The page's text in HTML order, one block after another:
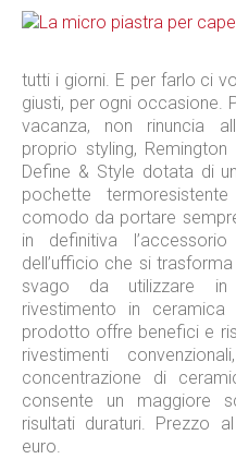
tutti i giorni. E per farlo ci
giusti, per ogni occasione.
vacanza, non rinuncia
proprio styling,
Define & Style dotata di
pochette
comodo da portare
in definitiva
dell’ufficio che si
svago da utilizzare
rivestimento in ceramica
prodotto offre benefici e
rivestimenti
concentrazione di
consente un maggiore
risultati duraturi. Prezzo
euro.